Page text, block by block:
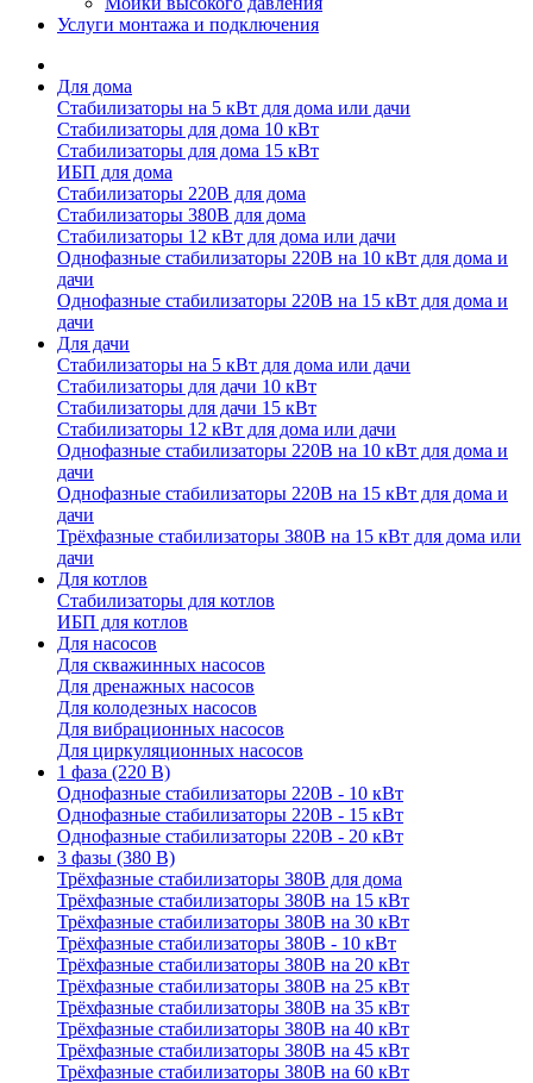
Услуги монтажа и подключения
Для дома
Стабилизаторы на 5 кВт для дома или дачи
Стабилизаторы для дома 10 кВт
Стабилизаторы для дома 15 кВт
ИБП для дома
Стабилизаторы 220В для дома
Стабилизаторы 380В для дома
Стабилизаторы 12 кВт для дома или дачи
Однофазные стабилизаторы 220В на 10 кВт для дома и
дачи
Однофазные стабилизаторы 220В на 15 кВт для дома и
дачи
Для дачи
Стабилизаторы на 5 кВт для дома или дачи
Стабилизаторы для дачи 10 кВт
Стабилизаторы для дачи 15 кВт
Стабилизаторы 12 кВт для дома или дачи
Однофазные стабилизаторы 220В на 10 кВт для дома и
дачи
Однофазные стабилизаторы 220В на 15 кВт для дома и
дачи
Трёхфазные стабилизаторы 380В на 15 кВт для дома или
дачи
Для котлов
Стабилизаторы для котлов
ИБП для котлов
Для насосов
Для скважинных насосов
Для дренажных насосов
Для колодезных насосов
Для вибрационных насосов
Для циркуляционных насосов
1 фаза (220 В)
Однофазные стабилизаторы 220В - 10 кВт
Однофазные стабилизаторы 220В - 15 кВт
Однофазные стабилизаторы 220В - 20 кВт
3 фазы (380 В)
Трёхфазные стабилизаторы 380В для дома
Трёхфазные стабилизаторы 380В на 15 кВт
Трёхфазные стабилизаторы 380В на 30 кВт
Трёхфазные стабилизаторы 380В - 10 кВт
Трёхфазные стабилизаторы 380В на 20 кВт
Трёхфазные стабилизаторы 380В на 25 кВт
Трёхфазные стабилизаторы 380В на 35 кВт
Трёхфазные стабилизаторы 380В на 40 кВт
Трёхфазные стабилизаторы 380В на 45 кВт
Трёхфазные стабилизаторы 380В на 60 кВт